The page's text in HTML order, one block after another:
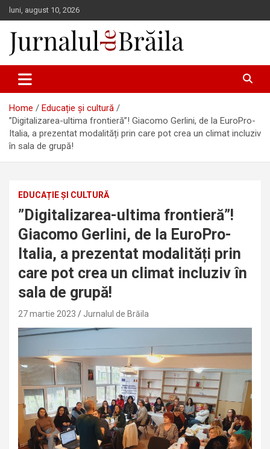
Skip
to
content
luni, august 10, 2026
Jurnalul de Brăila
Home
Educație și cultură
”Digitalizarea-ultima frontieră”! Giacomo Gerlini, de la EuroPro-
Italia, a prezentat modalități prin care pot crea un climat incluziv
în sala de grupă!
EDUCAȚIE ȘI CULTURĂ
”Digitalizarea-ultima frontieră”!
Giacomo Gerlini, de la EuroPro-
Italia, a prezentat modalități prin
care pot crea un climat incluziv în
sala de grupă!
27 martie 2023 Jurnalul de Brăila